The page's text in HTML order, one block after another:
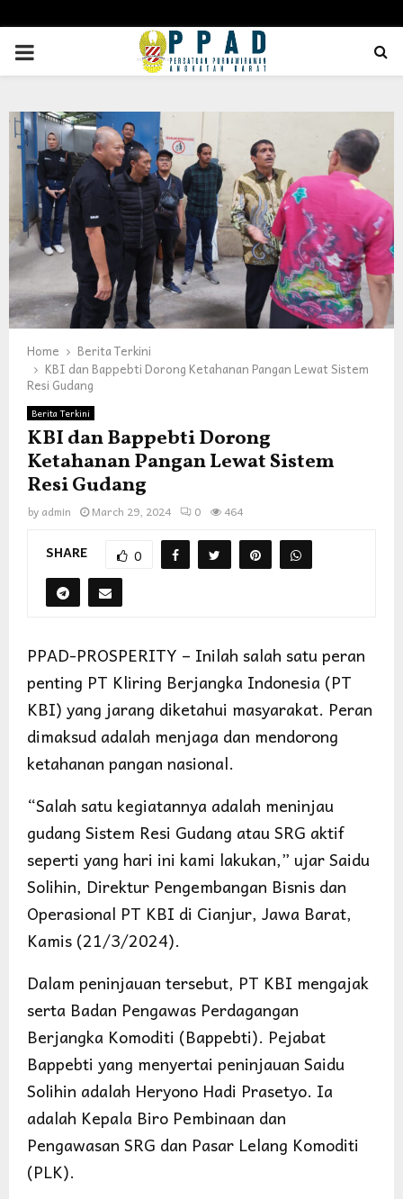
PRIMARY
Home
Berita Terkini
KBI dan Bappebti Dorong Ketahanan Pangan Lewat Sistem
Resi Gudang
Berita Terkini
KBI dan Bappebti Dorong
Ketahanan Pangan Lewat Sistem
Resi Gudang
by admin March 29, 2024 0 464
SHARE 0
PPAD-PROSPERITY – Inilah salah satu peran
penting PT Kliring Berjangka Indonesia (PT
KBI) yang jarang diketahui masyarakat. Peran
dimaksud adalah menjaga dan mendorong
ketahanan pangan nasional.
“Salah satu kegiatannya adalah meninjau
gudang Sistem Resi Gudang atau SRG aktif
seperti yang hari ini kami lakukan,” ujar Saidu
Solihin, Direktur Pengembangan Bisnis dan
Operasional PT KBI di Cianjur, Jawa Barat,
Kamis (21/3/2024).
Dalam peninjauan tersebut, PT KBI mengajak
serta Badan Pengawas Perdagangan
Berjangka Komoditi (Bappebti). Pejabat
Bappebti yang menyertai peninjauan Saidu
Solihin adalah Heryono Hadi Prasetyo. Ia
adalah Kepala Biro Pembinaan dan
Pengawasan SRG dan Pasar Lelang Komoditi
(PLK).